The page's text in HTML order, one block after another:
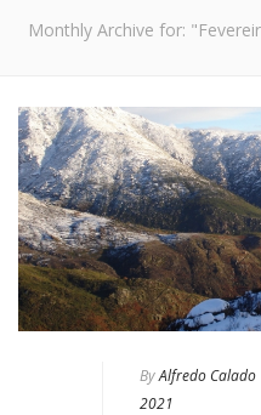
Monthly Archive for:
ByAlfredo Calado
2021